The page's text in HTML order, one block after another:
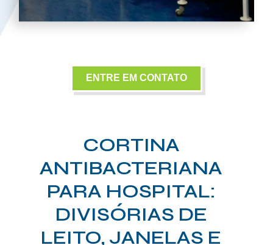
ENTRE EM CONTATO
CORTINA
ANTIBACTERIANA
PARA HOSPITAL:
DIVISÓRIAS DE
LEITO, JANELAS E